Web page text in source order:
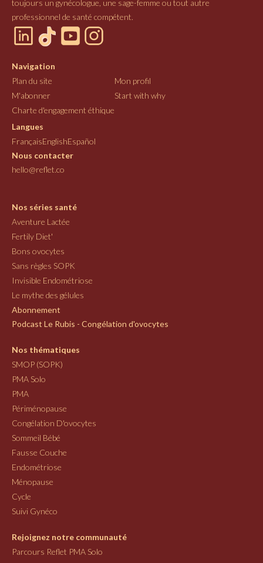
toujours un gynécologue, une sage-femme ou tout autre
professionnel de santé compétent.
Navigation
Plan du site
Mon profil
M'abonner
Start with why
Charte d'engagement éthique
Langues
FrançaisEnglishEspañol
Nous contacter
hello@reflet.co
Nos séries santé
Aventure Lactée
Fertily Diet'
Bons ovocytes
Sans règles SOPK
Invisible Endométriose
Le mythe des gélules
Abonnement
Podcast Le Rubis - Congélation d'ovocytes
Nos thématiques
SMOP (SOPK)
PMA Solo
PMA
Périménopause
Congélation D'ovocytes
Sommeil Bébé
Fausse Couche
Endométriose
Ménopause
Cycle
Suivi Gynéco
Rejoignez notre communauté
Parcours Reflet PMA Solo